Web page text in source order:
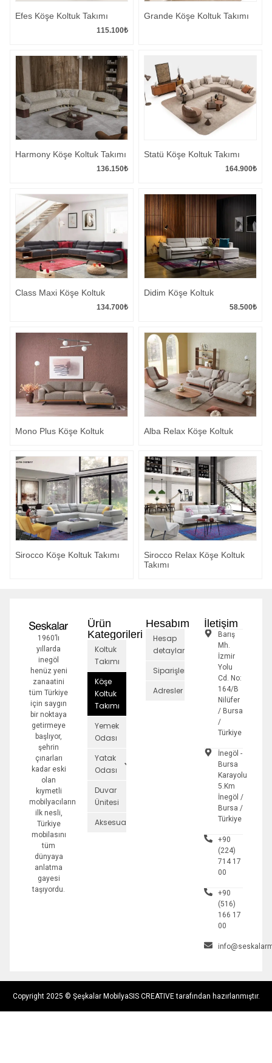
Efes Köşe Koltuk Takımı
115.100₺
Grande Köşe Koltuk Takımı
Harmony Köşe Koltuk Takımı
136.150₺
Statü Köşe Koltuk Takımı
164.900₺
Class Maxi Köşe Koltuk
134.700₺
Didim Köşe Koltuk
58.500₺
Mono Plus Köşe Koltuk Alba Relax Köşe Koltuk
Sirocco Köşe Koltuk Takımı
Sirocco Relax Köşe Koltuk
Takımı
1960’lı
yıllarda
inegöl
henüz yeni
zanaatini
tüm Türkiye
için saygın
bir noktaya
getirmeye
başlıyor,
şehrin
çınarları
kadar eski
olan
kıymetli
mobilyacıların
ilk nesli,
Türkiye
mobilasını
tüm
dünyaya
anlatma
gayesi
taşıyordu.
Ürün
Kategorileri
Koltuk
Takımı
Köşe
Koltuk
Takımı
Yemek
Odası
Yatak
Odası
Duvar
Ünitesi
Aksesuarlar
Hesabım
Hesap
detayları
Siparişler
Adresler
İletişim
Barış
Mh.
İzmir
Yolu
Cd. No:
164/B
Nilüfer
/ Bursa
/
Türkiye
İnegöl -
Bursa
Karayolu
5.Km
İnegöl /
Bursa /
Türkiye
+90
(224)
714 17
00
+90
(516)
166 17
00
Copyright 2025 © Şeşkalar MobilyaSIS CREATIVE tarafından hazırlanmıştır.